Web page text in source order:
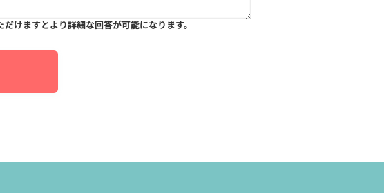
けますとより詳細な回答が可能になります。